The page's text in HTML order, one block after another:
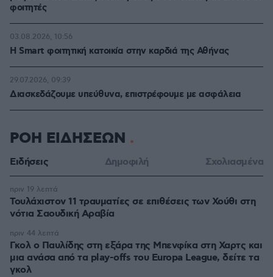
φοιτητές
Η Smart φοιτητική κατοικία στην καρδιά της Αθήνας
03.08.2026, 10:56
Διασκεδάζουμε υπεύθυνα, επιστρέφουμε με ασφάλεια
29.07.2026, 09:39
ΡΟΗ ΕΙΔΗΣΕΩΝ
Ειδήσεις Δημοφιλή Σχολιασμένα
Τουλάχιστον 11 τραυματίες σε επιθέσεις των Χούθι στη
νότια Σαουδική Αραβία
πριν 19 λεπτά
Γκολ ο Παυλίδης στη εξάρα της Μπενφίκα στη Χαρτς και
μια ανάσα από τα play-offs του Europa League, δείτε τα
γκολ
πριν 44 λεπτά